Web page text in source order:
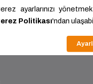
Isıtma Tek Serpantinli Buffer Tank
300.00 Kalite: Standart